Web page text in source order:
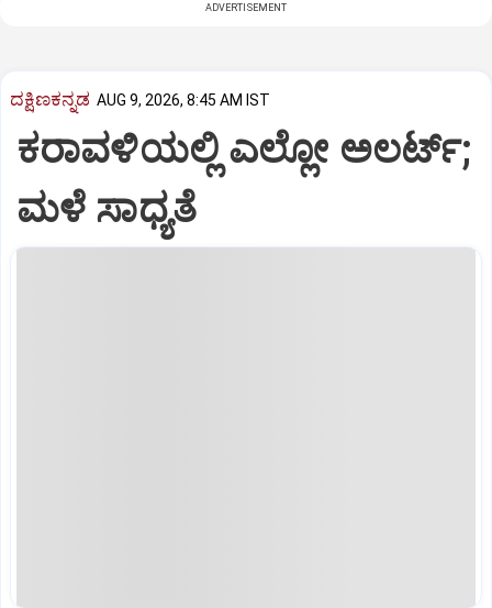
ADVERTISEMENT
ದಕ್ಷಿಣಕನ್ನಡ AUG 9, 2026, 8:45 AM IST
ಕರಾವಳಿಯಲ್ಲಿ ಎಲ್ಲೋ ಅಲರ್ಟ್‌;
ಮಳೆ ಸಾಧ್ಯತೆ